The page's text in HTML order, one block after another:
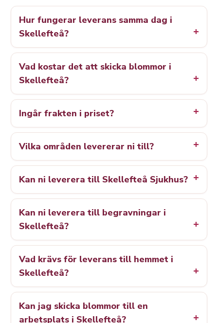
Hur fungerar leverans samma dag i
Skellefteå?
Vad kostar det att skicka blommor i
Skellefteå?
Ingår frakten i priset?
Vilka områden levererar ni till?
Kan ni leverera till Skellefteå Sjukhus?
Kan ni leverera till begravningar i
Skellefteå?
Vad krävs för leverans till hemmet i
Skellefteå?
Kan jag skicka blommor till en
arbetsplats i Skellefteå?